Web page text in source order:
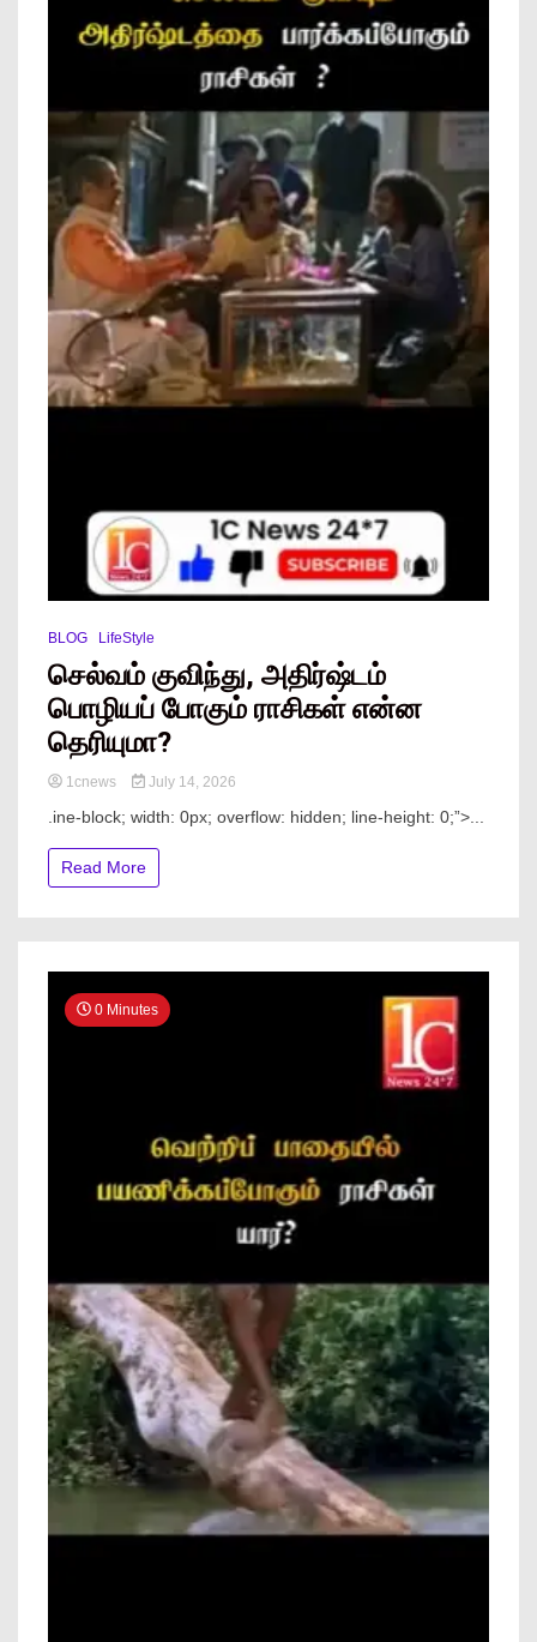
BLOG LifeStyle
செல்வம் குவிந்து, அதிர்ஷ்டம்
பொழியப் போகும் ராசிகள் என்ன
தெரியுமா?
1cnews July 14, 2026
.ine-block; width: 0px; overflow: hidden; line-height: 0;”> ...
Read More
0 Minutes